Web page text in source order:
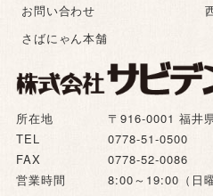
所在地
〒916-0001 福井
TEL
0778-51-0500
FAX
0778-52-0086
営業時間
8:00～19:00（日
お問い合わせ
さばにゃん本舗